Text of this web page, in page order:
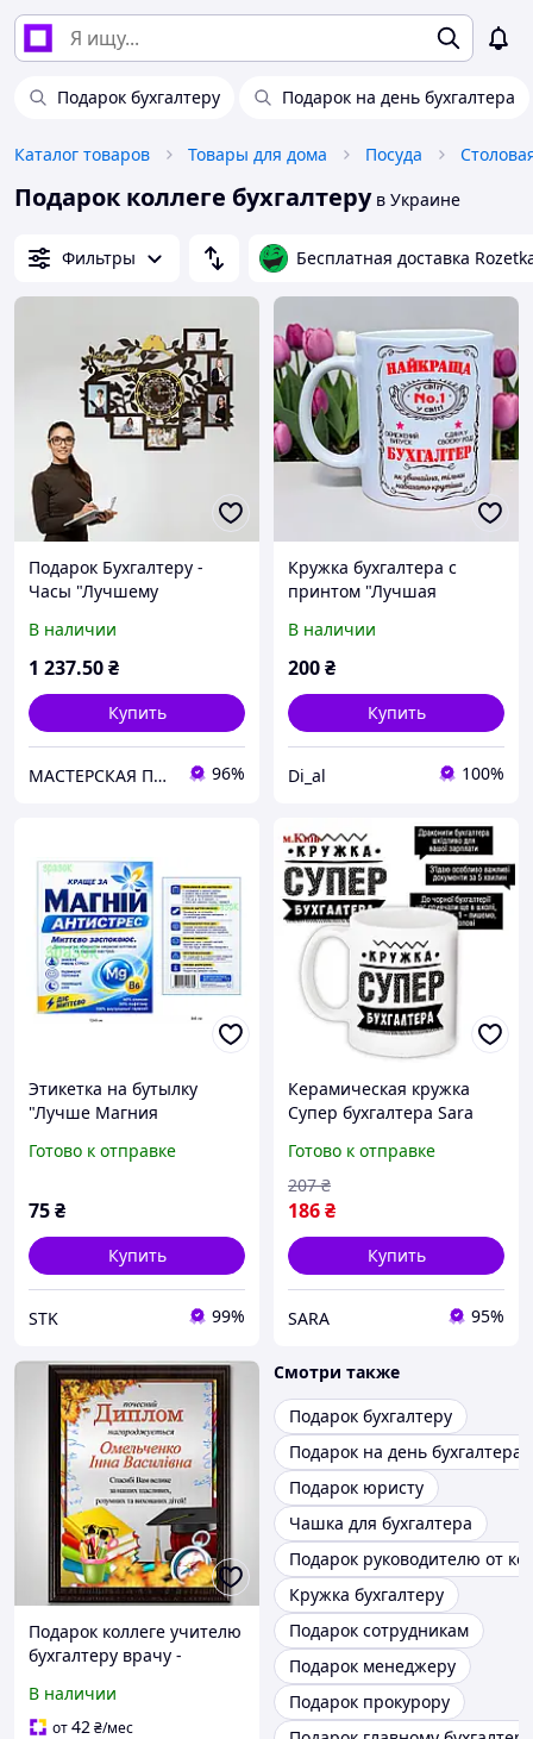
Подарок бухгалтеру Подарок на день бухгалтера
Каталог товаров Товары для дома Посуда
Подарок коллеге бухгалтерув Украине
Фильтры Бесплатная доставка
Подарок Бухгалтеру -
Часы "Лучшему
фоторамками
В наличии
1 237.50₴
Купить
МАСТЕРСКАЯ ПОДАРКОВ 96%
Кружка бухгалтера с
принтом "Лучшая
коллеге, бухгалтеру,
финансисту
В наличии
200₴
Купить
Di_al 100%
Этикетка на бутылку
"Лучше Магния
контрэтикетка |
Наклейка на бутылку
Готово к отправке
75₴
Купить
STK 99%
Керамическая кружка
Супер бухгалтера Sara
на работу или для
домашнего чаепития
Готово к отправке
186₴
207 ₴
Купить
SARA 95%
Подарок коллеге учителю
бухгалтеру врачу -
любым текстом
В наличии
от42₴/мес
Смотри также
Подарок бухгалтеру
Подарок на день бухгалтера
Подарок юристу
Чашка для бухгалтера
Подарок руководителю от
Кружка бухгалтеру
Подарок сотрудникам
Подарок менеджеру
Подарок прокурору